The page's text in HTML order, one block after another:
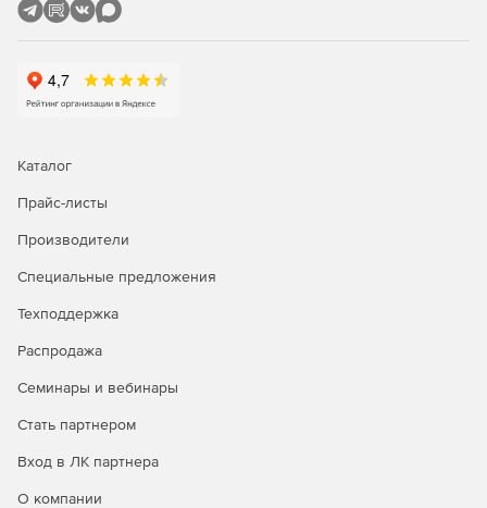
Консоль отчетов EventLog Analyzer интуитивно понятна и
предлагает сотни предопределенных отчетов для аудита,
Каталог
Прайс-листы
Производители
Специальные предложения
Техподдержка
Распродажа
Семинары и вебинары
Стать партнером
Вход в ЛК партнера
О компании